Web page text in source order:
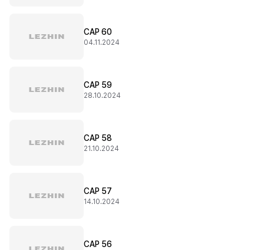
CAP 60
04.11.2024
CAP 59
28.10.2024
CAP 58
21.10.2024
CAP 57
14.10.2024
CAP 56